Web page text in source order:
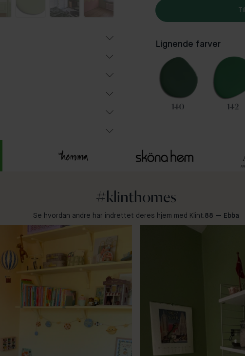
Lignende farver
140 142
#klinthomes
Se hvordan andre har indrettet deres hjem med Klint.88 — Ebba